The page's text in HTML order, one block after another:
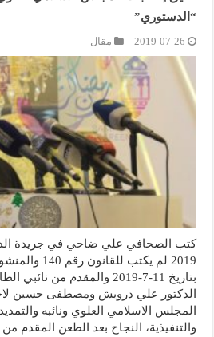
“الدستوري”
2019-07-26 مقال
2019 لم يكتب
بتاريخ 11-7-2019 والمقدم من
الدكتور علي درويش ومصطفى حسين
المجلس الاسلامي العلوي ونائبه
والتنفيذية، النجاح بعد الطعن المقدم